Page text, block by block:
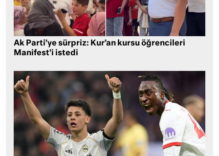
Ak Parti’ye sürpriz: Kur’an kursu öğrencileri
Manifest’i istedi